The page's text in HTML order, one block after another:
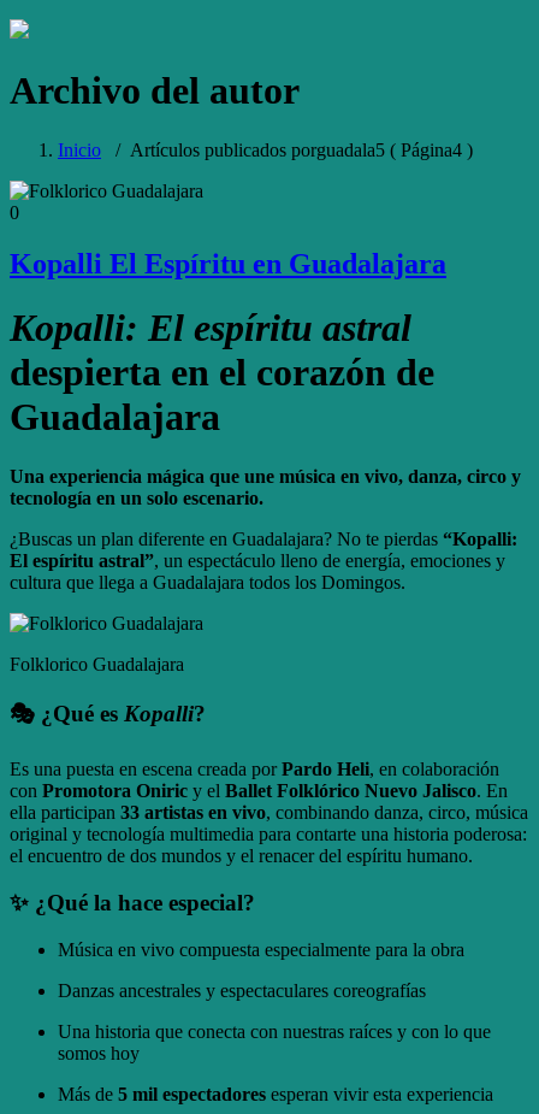
Archivo del autor
Inicio / Artículos publicados porguadala5 ( Página4 )
0
Kopalli El Espíritu en Guadalajara
Kopalli: El espíritu astral
despierta en el corazón de
Guadalajara
Una experiencia mágica que une música en vivo, danza, circo y
tecnología en un solo escenario.
¿Buscas un plan diferente en Guadalajara? No te pierdas “Kopalli:
El espíritu astral”, un espectáculo lleno de energía, emociones y
cultura que llega a Guadalajara todos los Domingos.
Folklorico Guadalajara
🎭 ¿Qué es Kopalli?
Es una puesta en escena creada porPardo Heli, en colaboración
con Promotora Oniric y el Ballet Folklórico Nuevo Jalisco. En
ella participan 33 artistas en vivo, combinando danza, circo, música
original y tecnología multimedia para contarte una historia poderosa:
el encuentro de dos mundos y el renacer del espíritu humano.
✨ ¿Qué la hace especial?
Música en vivo compuesta especialmente para la obra
Danzas ancestrales y espectaculares coreografías
Una historia que conecta con nuestras raíces y con lo que
somos hoy
Más de 5 mil espectadores esperan vivir esta experiencia